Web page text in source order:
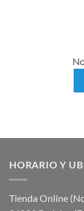
HORARIO Y
Tienda Online